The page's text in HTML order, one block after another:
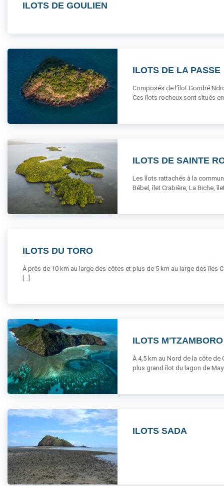
ILOTS DE GOULIEN
ILOTS DE LA PASSE
Composés de l’îlot Gombé
Ces îlots rocheux sont situés
ILOTS DE SAINTE
Les îlots rattachés à la
Bébel, îlet Crabière, La Biche,
ILOTS DU TORO
À près de 10 km au large des côtes et plus de 5 km au large des îles
[...]
ILOTS M'TZAMBORO
À 4,5 km au Nord de la côte de
plus grand îlot du lagon de
ILOTS SADA